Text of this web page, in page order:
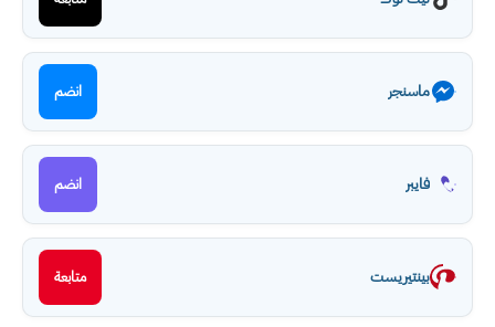
ماسنجر انضم
فايبر انضم
بينتيريست متابعة